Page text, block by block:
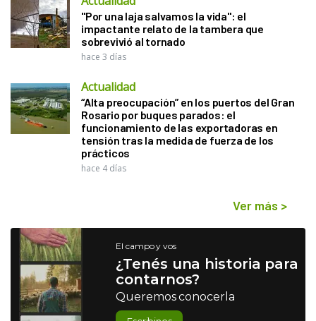
"Por una laja salvamos la vida": el
impactante relato de la tambera que
sobrevivió al tornado
hace 3 días
Actualidad
“Alta preocupación” en los puertos del Gran
Rosario por buques parados: el
funcionamiento de las exportadoras en
tensión tras la medida de fuerza de los
prácticos
hace 4 días
Ver más >
El campo y vos
¿Tenés una historia para
contarnos?
Queremos conocerla